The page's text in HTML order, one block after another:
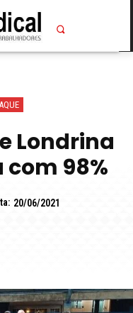
Londrina
98%
20/06/2021